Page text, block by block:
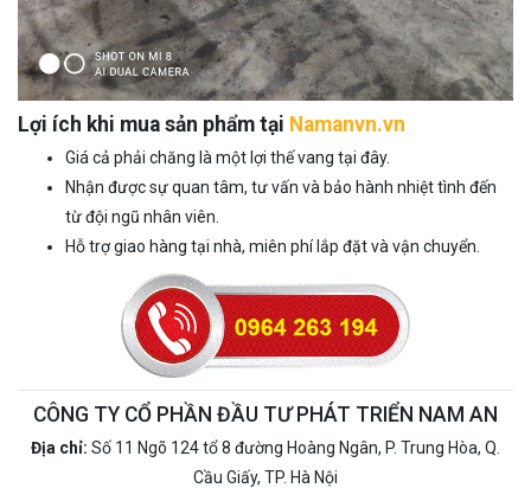
Lợi ích khi mua sản phẩm tại Namanvn.vn
Giá cả phải chăng là một lợi thế vang tại đây.
Nhận được sự quan tâm, tư vấn và bảo hành nhiệt tình đến
từ đội ngũ nhân viên.
Hỗ trợ giao hàng tại nhà, miên phí lắp đặt và vận chuyển.
CÔNG TY CỔ PHẦN ĐẦU TƯ PHÁT TRIỂN NAM AN
Địa chỉ: Số 11 Ngõ 124 tổ 8 đường Hoàng Ngân, P. Trung Hòa, Q.
Cầu Giấy, TP. Hà Nội